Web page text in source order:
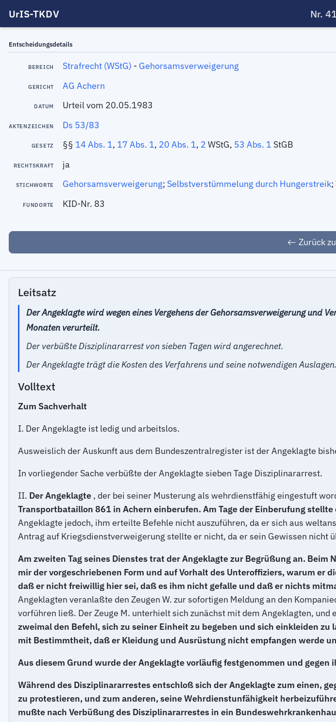
UrIS-TKDV Nr.
Entscheidungsdetails
BEREICH Strafrecht (WStG) - Gehorsamsverweigerung
GERICHT AG Achern
DATUM Urteil vom 20.05.1983
AKTENZEICHEN Ds 53/83
GESETZ §§ 14 Abs. 1, 17 Abs. 1, 20 Abs. 1, 2 WStG, 53 Abs. 1 StGB
RECHTSKRAFT ja
STICHWORTE Gehorsamsverweigerung; Selbstverstümmelung durch Hungerstreik;
FUNDORTE KID-Nr. 83
Zurück
Leitsatz
Der Angeklagte wird wegen eines Vergehens der Gehorsamsverweigerung und
Monaten verurteilt.
Der verbüßte Disziplinararrest von sieben Tagen wird angerechnet.
Der Angeklagte trägt die Kosten des Verfahrens und seine notwendigen Auslagen.
Volltext
Zum Sachverhalt
I. Der Angeklagte ist ledig und arbeitslos.
Ausweislich der Auskunft aus dem Bundeszentralregister ist der Angeklagte
In vorliegender Sache verbüßte der Angeklagte sieben Tage Disziplinararrest.
II. Der Angeklagte , der bei seiner Musterung als wehrdienstfähig eingestuft
Transportbataillon 861 in Achern einberufen. Am Tage der Einberufung
Angeklagte jedoch, ihm erteilte Befehle nicht auszuführen, da er sich aus
Antrag auf Kriegsdienstverweigerung stellte er nicht, da er sein Gewissen nicht
Am zweiten Tag seines Dienstes trat der Angeklagte zur Begrüßung an.
mir der vorgeschriebenen Form und auf Vorhalt des Unteroffiziers, warum er
daß er nicht freiwillig hier sei, daß es ihm nicht gefalle und daß er nichts
Angeklagten veranlaßte den Zeugen W. zur sofortigen Meldung an den
vorführen ließ. Der Zeuge M. unterhielt sich zunächst mit dem Angeklagten, und
zweimal den Befehl, sich zu seiner Einheit zu begeben und sich einkleiden
mit Bestimmtheit, daß er Kleidung und Ausrüstung nicht empfangen werde
Aus diesem Grund wurde der Angeklagte vorläufig festgenommen und
Während des Disziplinararrestes entschloß sich der Angeklagte zum einen,
zu protestieren, und zum anderen, seine Wehrdienstunfähigkeit
mußte nach Verbüßung des Disziplinararrestes in ein